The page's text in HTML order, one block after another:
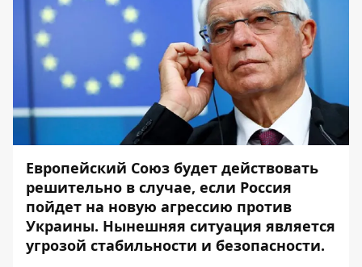
Европейский Союз будет действовать
решительно в случае, если Россия
пойдет на новую агрессию против
Украины. Нынешняя ситуация является
угрозой стабильности и безопасности.